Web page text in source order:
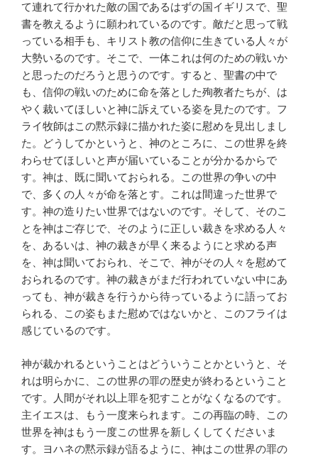
て連れて行かれた敵の国であるはずの国イギリスで、聖
書を教えるように願われているのです。敵だと思って戦
っている相手も、キリスト教の信仰に生きている人々が
大勢いるのです。そこで、一体これは何のための戦いか
と思ったのだろうと思うのです。すると、聖書の中で
も、信仰の戦いのために命を落とした殉教者たちが、は
やく裁いてほしいと神に訴えている姿を見たのです。フ
ライ牧師はこの黙示録に描かれた姿に慰めを見出しまし
た。どうしてかというと、神のところに、この世界を終
わらせてほしいと声が届いていることが分かるからで
す。神は、既に聞いておられる。この世界の争いの中
で、多くの人々が命を落とす。これは間違った世界で
す。神の造りたい世界ではないのです。そして、そのこ
とを神はご存じで、そのように正しい裁きを求める人々
を、あるいは、神の裁きが早く来るようにと求める声
を、神は聞いておられ、そこで、神がその人々を慰めて
おられるのです。神の裁きがまだ行われていない中にあ
っても、神が裁きを行うから待っているように語ってお
られる、この姿もまた慰めではないかと、このフライは
感じているのです。
神が裁かれるということはどういうことかというと、そ
れは明らかに、この世界の罪の歴史が終わるということ
です。人間がそれ以上罪を犯すことがなくなるのです。
主イエスは、もう一度来られます。この再臨の時、この
世界を神はもう一度この世界を新しくしてくださいま
す。ヨハネの黙示録が語るように、神はこの世界の罪の